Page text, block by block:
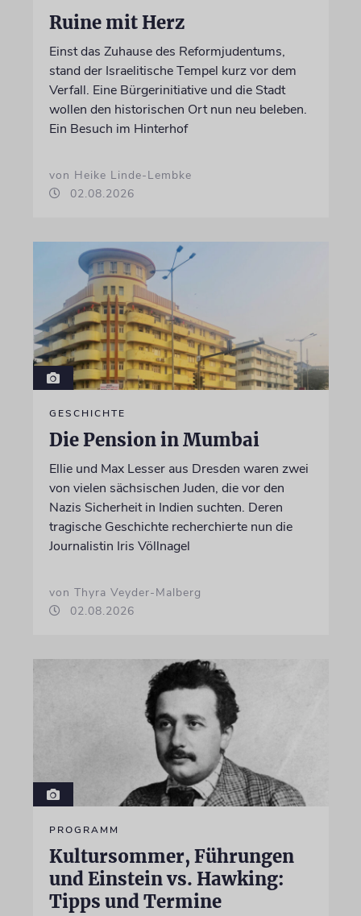
Ruine mit Herz
Einst das Zuhause des Reformjudentums,
stand der Israelitische Tempel kurz vor dem
Verfall. Eine Bürgerinitiative und die Stadt
wollen den historischen Ort nun neu beleben.
Ein Besuch im Hinterhof
von Heike Linde-Lembke
02.08.2026
GESCHICHTE
Die Pension in Mumbai
Ellie und Max Lesser aus Dresden waren zwei
von vielen sächsischen Juden, die vor den
Nazis Sicherheit in Indien suchten. Deren
tragische Geschichte recherchierte nun die
Journalistin Iris Völlnagel
von Thyra Veyder-Malberg
02.08.2026
PROGRAMM
Kultursommer, Führungen
und Einstein vs. Hawking:
Tipps und Termine